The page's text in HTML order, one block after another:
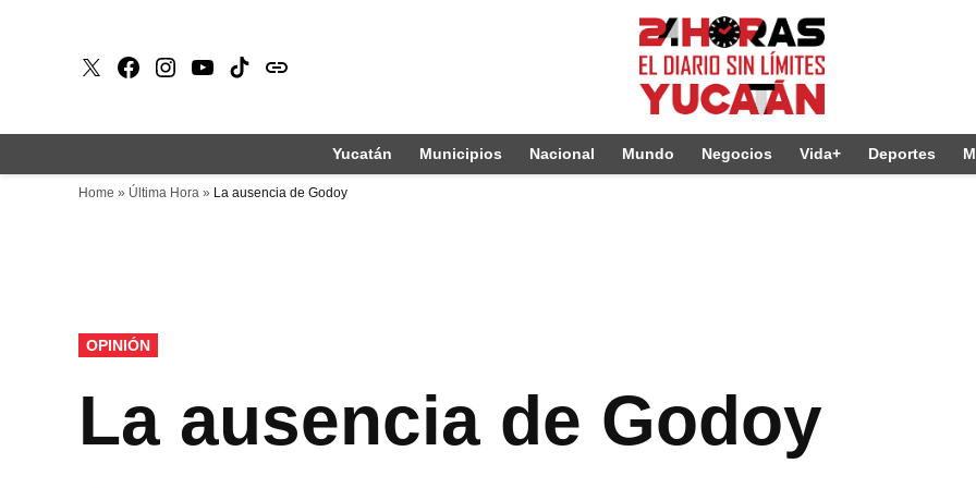
X Faceboook
Instagram
Youtube
Tiktokissuu
Yucatán Municipios Nacional Mundo Negocios Vida+ Deportes
Home » Última Hora » La ausencia de Godoy
PUBLICADO
EN
OPINIÓN
La ausencia de Godoy